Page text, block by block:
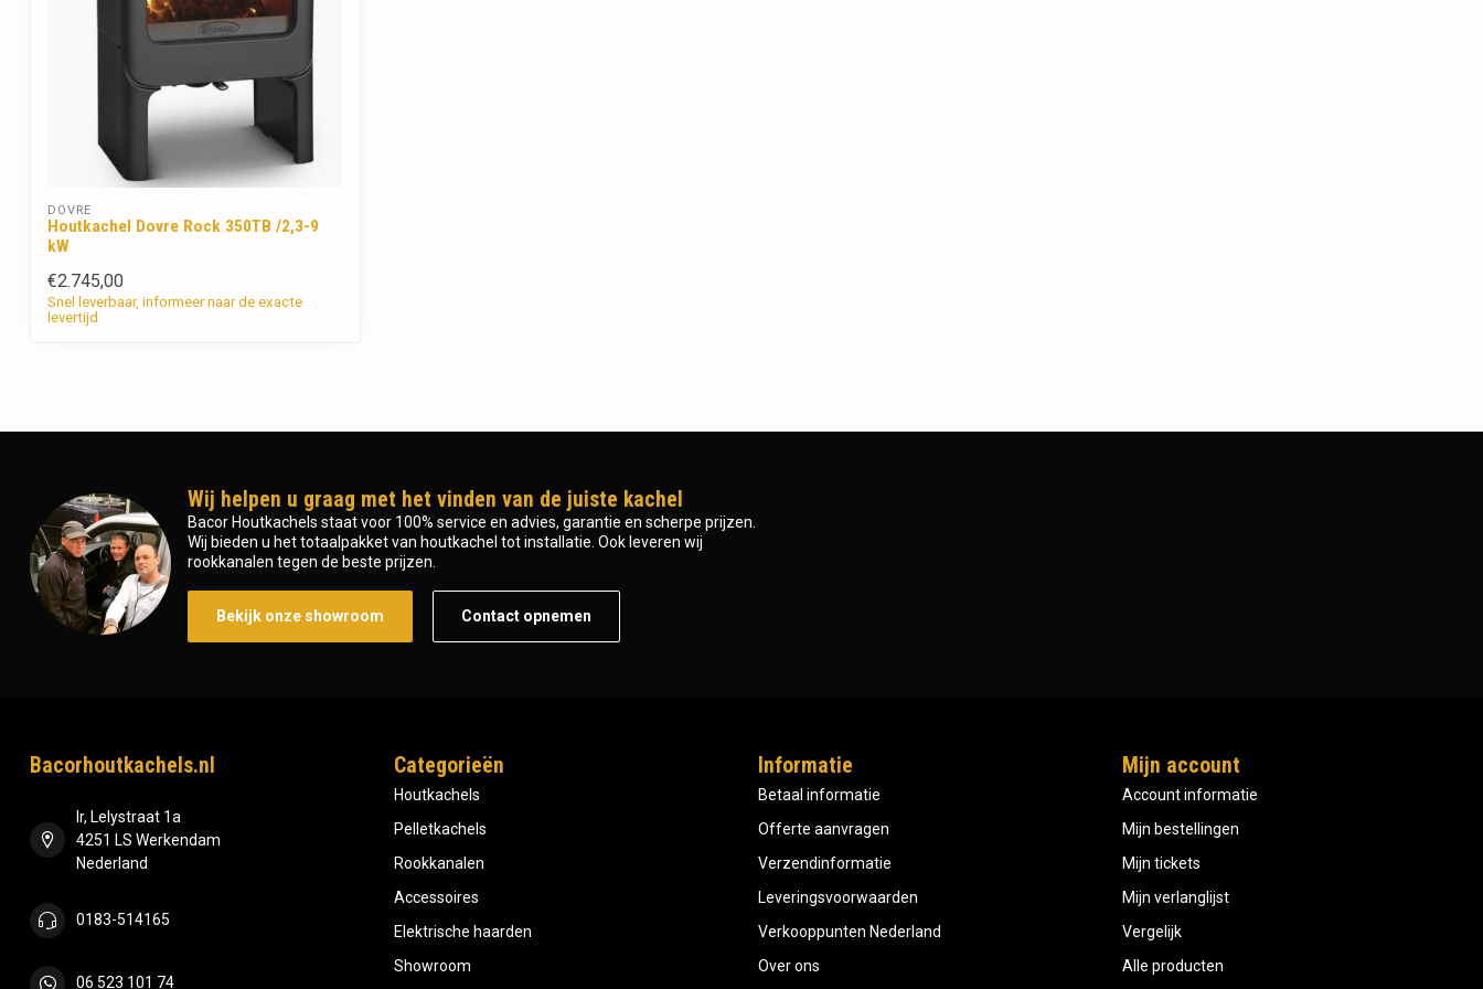
DOVRE
Houtkachel Dovre Rock 350TB /2,3-9
kW
€2.745,00
Snel leverbaar, informeer naar de exacte
levertijd
Wij helpen u graag met het vinden van de juiste kachel
Bacor Houtkachels staat voor 100% service en advies, garantie en scherpe prijzen.
Wij bieden u het totaalpakket van houtkachel tot installatie. Ook leveren wij
rookkanalen tegen de beste prijzen.
Bekijk onze showroom Contact opnemen
Bacorhoutkachels.nl
Ir, Lelystraat 1a
4251 LS Werkendam
Nederland
0183-514165
06 523 101 74
Categorieën
Houtkachels
Pelletkachels
Rookkanalen
Accessoires
Elektrische haarden
Showroom
Informatie
Betaal informatie
Offerte aanvragen
Verzendinformatie
Leveringsvoorwaarden
Verkooppunten Nederland
Over ons
Mijn account
Account informatie
Mijn bestellingen
Mijn tickets
Mijn verlanglijst
Vergelijk
Alle producten